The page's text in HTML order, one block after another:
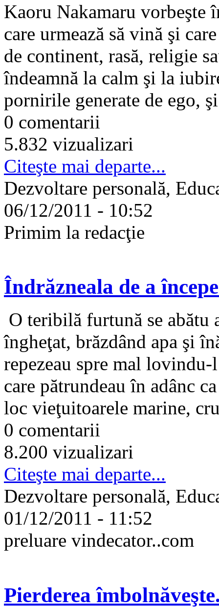
Kaoru Nakamaru vorbeşte
care urmează să vină şi
de continent, rasă, religie
îndeamnă la calm şi la
pornirile generate de ego,
0 comentarii
5.832 vizualizari
Citeşte mai departe...
Dezvoltare personală,
06/12/2011 - 10:52
Primim la redacţie
Îndrăzneala de a
O teribilă furtună se
îngheţat, brăzdând apa şi
repezeau spre mal
care pătrundeau în adânc
loc vieţuitoarele marine,
0 comentarii
8.200 vizualizari
Citeşte mai departe...
Dezvoltare personală,
01/12/2011 - 11:52
preluare vindecator..com
Pierderea